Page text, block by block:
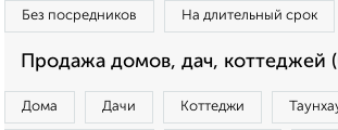
Без посредников На длительный срок
Продажа домов, дач, коттеджей
Дома Дачи Коттеджи